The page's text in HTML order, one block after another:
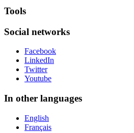
Tools
Social networks
Facebook
LinkedIn
Twitter
Youtube
In other languages
English
Français